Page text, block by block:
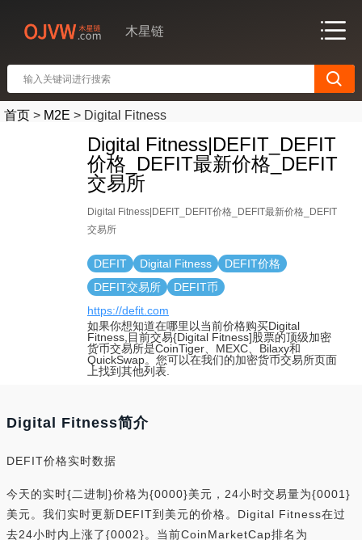
木星链
首页 > M2E > Digital Fitness
Digital Fitness|DEFIT_DEFIT
价格_DEFIT最新价格_DEFIT
交易所
Digital Fitness|DEFIT_DEFIT价格_DEFIT最新价格_DEFIT
交易所
DEFIT Digital Fitness
DEFIT价格
DEFIT交易所
DEFIT币
https://defit.com
如果你想知道在哪里以当前价格购买Digital
Fitness,目前交易{Digital Fitness]股票的顶级加密
货币交易所是CoinTiger、MEXC、Bilaxy和
QuickSwap。您可以在我们的加密货币交易所页面
上找到其他列表.
Digital Fitness简介
DEFIT价格实时数据
今天的实时{二进制}价格为{0000}美元，24小时交易量为{0001}
美元。我们实时更新DEFIT到美元的价格。Digital Fitness在过
去24小时内上涨了{0002}。当前CoinMarketCap排名为